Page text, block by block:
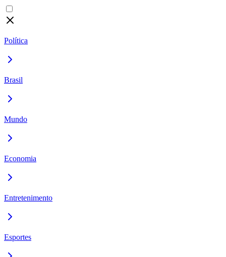
Política
Brasil
Mundo
Economia
Entretenimento
Esportes